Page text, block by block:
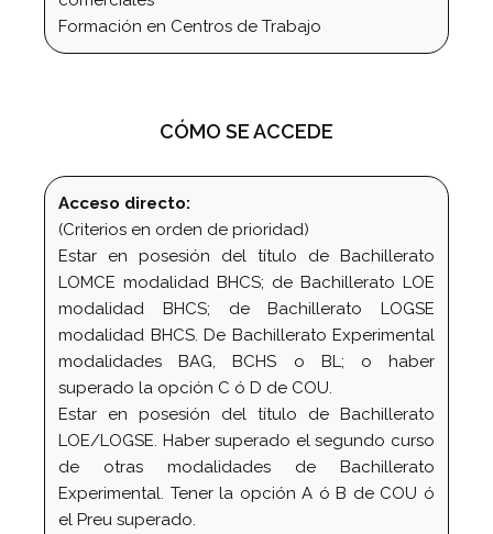
Formación en Centros de Trabajo
CÓMO SE ACCEDE
Acceso directo:
(Criterios en orden de prioridad)
Estar en posesión del título de Bachillerato
LOMCE modalidad BHCS; de Bachillerato LOE
modalidad BHCS; de Bachillerato LOGSE
modalidad BHCS. De Bachillerato Experimental
modalidades BAG, BCHS o BL; o haber
superado la opción C ó D de COU.
Estar en posesión del título de Bachillerato
LOE/LOGSE. Haber superado el segundo curso
de otras modalidades de Bachillerato
Experimental. Tener la opción A ó B de COU ó
el Preu superado.